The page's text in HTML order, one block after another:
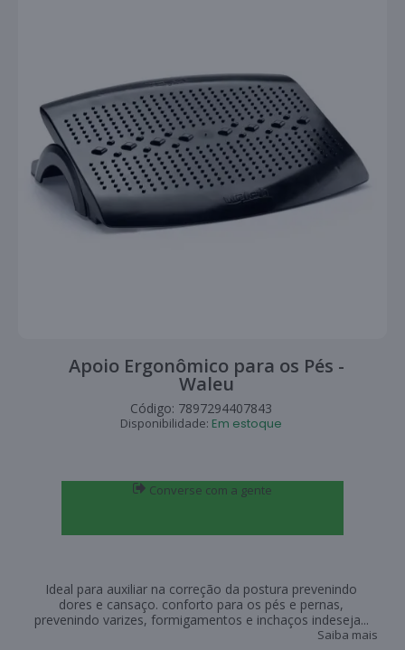
Apoio Ergonômico para os Pés -
Waleu
Código: 7897294407843
Disponibilidade: Em estoque
Converse com a gente
Ideal para auxiliar na correção da postura prevenindo
dores e cansaço. conforto para os pés e pernas,
prevenindo varizes, formigamentos e inchaços indeseja...
Saiba mais